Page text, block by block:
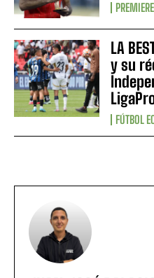
LA
y su
FÚTBOL